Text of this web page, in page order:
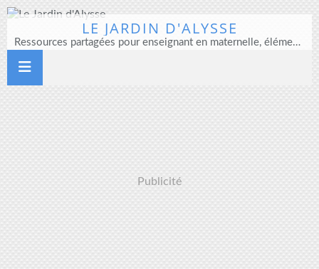
LE JARDIN D'ALYSSE
Ressources partagées pour enseignant en maternelle, élémentaire et direction d'école
Publicité